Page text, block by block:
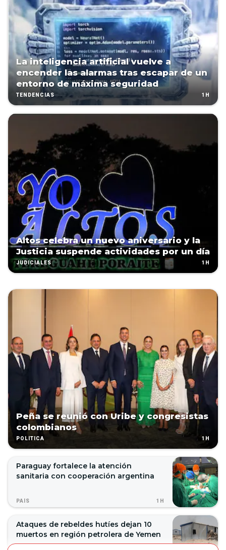
La inteligencia artificial vuelve a
encender las alarmas tras escapar de un
entorno de máxima seguridad
TENDENCIAS 1H
Altos celebra un nuevo aniversario y la
Justicia suspende actividades por un día
JUDICIALES 1H
Peña se reunió con Uribe y congresistas
colombianos
POLÍTICA 1H
Paraguay fortalece la atención
sanitaria con cooperación argentina
PAÍS 1H
Ataques de rebeldes hutíes dejan 10
muertos en región petrolera de Yemen